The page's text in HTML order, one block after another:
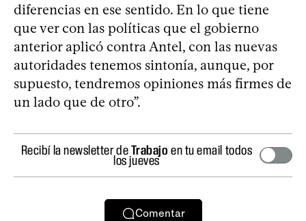
diferencias en ese sentido. En lo que tiene
que ver con las políticas que el gobierno
anterior aplicó contra Antel, con las nuevas
autoridades tenemos sintonía, aunque, por
supuesto, tendremos opiniones más firmes de
un lado que de otro”.
Recibí la newsletter deTrabajo en tu email todos
los jueves
Comentar